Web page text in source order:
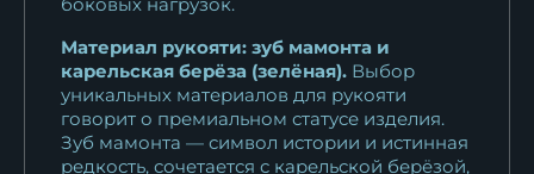
Материал рукояти: зуб мамонта и
карельская берёза (зелёная). Выбор
уникальных материалов для рукояти
говорит о премиальном статусе изделия.
Зуб мамонта — символ истории и истинная
редкость, сочетается с карельской берёзой,